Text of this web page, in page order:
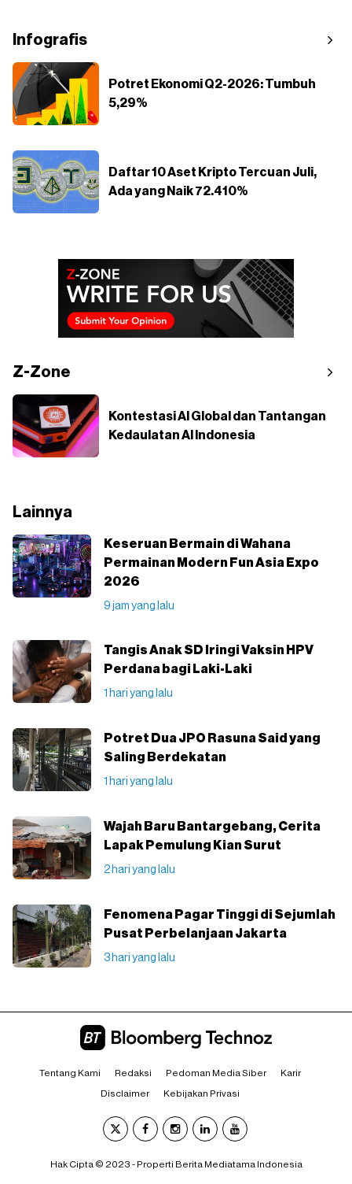
Infografis
Potret Ekonomi Q2-2026: Tumbuh
5,29%
Daftar 10 Aset Kripto Tercuan Juli,
Ada yang Naik 72.410%
Z-Zone
Kontestasi AI Global dan Tantangan
Kedaulatan AI Indonesia
Lainnya
Keseruan Bermain di Wahana
Permainan Modern Fun Asia Expo
2026
9 jam yang lalu
Tangis Anak SD Iringi Vaksin HPV
Perdana bagi Laki-Laki
1 hari yang lalu
Potret Dua JPO Rasuna Said yang
Saling Berdekatan
1 hari yang lalu
Wajah Baru Bantargebang, Cerita
Lapak Pemulung Kian Surut
2 hari yang lalu
Fenomena Pagar Tinggi di Sejumlah
Pusat Perbelanjaan Jakarta
3 hari yang lalu
Tentang Kami Redaksi Pedoman Media Siber Karir
Disclaimer Kebijakan Privasi
Hak Cipta © 2023 - Properti Berita Mediatama Indonesia